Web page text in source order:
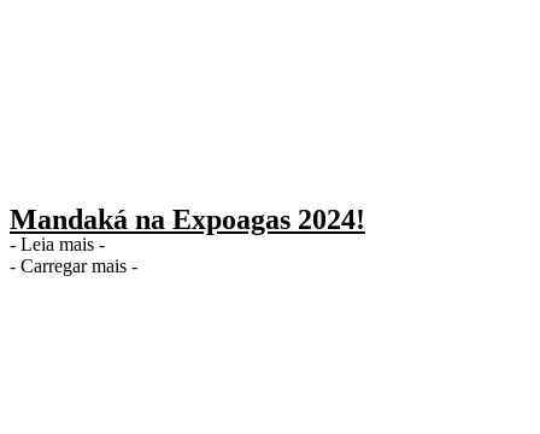
Mandaká na Expoagas 2024!
- Leia mais -
- Carregar mais -